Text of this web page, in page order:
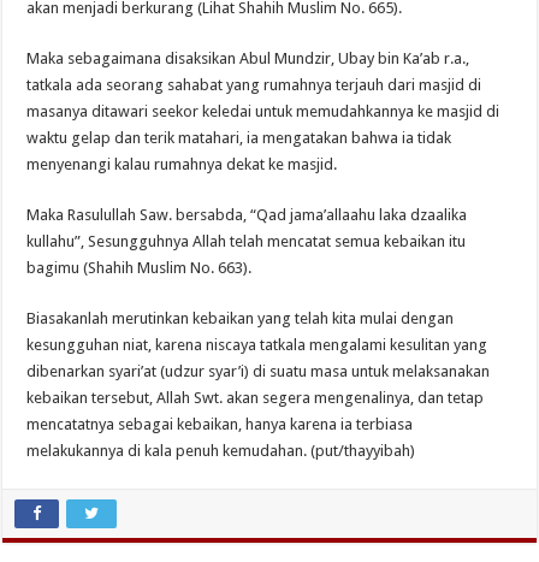
akan menjadi berkurang (Lihat Shahih Muslim No. 665).
Maka sebagaimana disaksikan Abul Mundzir, Ubay bin Ka’ab r.a.,
tatkala ada seorang sahabat yang rumahnya terjauh dari masjid di
masanya ditawari seekor keledai untuk memudahkannya ke masjid di
waktu gelap dan terik matahari, ia mengatakan bahwa ia tidak
menyenangi kalau rumahnya dekat ke masjid.
Maka Rasulullah Saw. bersabda, “Qad jama’allaahu laka dzaalika
kullahu”, Sesungguhnya Allah telah mencatat semua kebaikan itu
bagimu (Shahih Muslim No. 663).
Biasakanlah merutinkan kebaikan yang telah kita mulai dengan
kesungguhan niat, karena niscaya tatkala mengalami kesulitan yang
dibenarkan syari’at (udzur syar’i) di suatu masa untuk melaksanakan
kebaikan tersebut, Allah Swt. akan segera mengenalinya, dan tetap
mencatatnya sebagai kebaikan, hanya karena ia terbiasa
melakukannya di kala penuh kemudahan. (put/thayyibah)